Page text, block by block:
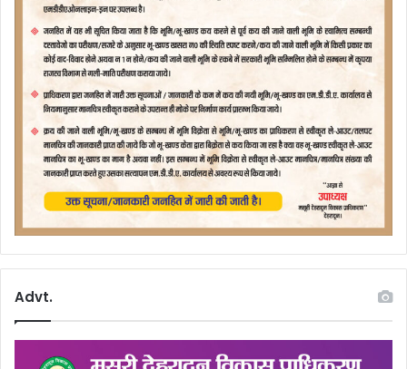
Advt.